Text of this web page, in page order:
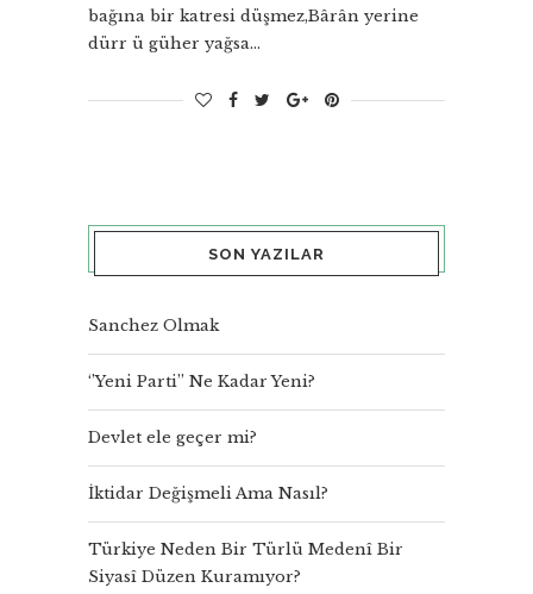
bağına bir katresi düşmez,Bârân yerine
dürr ü güher yağsa…
SON YAZILAR
Sanchez Olmak
‘’Yeni Parti’’ Ne Kadar Yeni?
Devlet ele geçer mi?
İktidar Değişmeli Ama Nasıl?
Türkiye Neden Bir Türlü Medenî Bir
Siyasî Düzen Kuramıyor?